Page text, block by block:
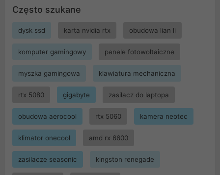
Często szukane
dysk ssd karta nvidia rtx obudowa lian li
komputer gamingowy panele fotowoltaiczne
myszka gamingowa klawiatura mechaniczna
rtx 5080 gigabyte zasilacz do laptopa
obudowa aerocool rtx 5060 kamera neotec
klimator onecool amd rx 6600
zasilacze seasonic kingston renegade